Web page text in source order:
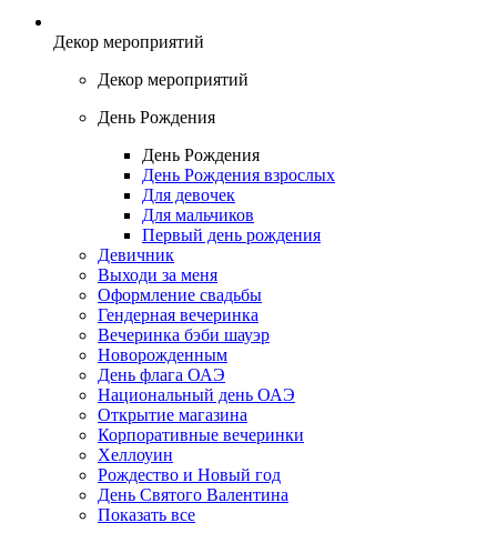
Декор мероприятий
Декор мероприятий
День Рождения
День Рождения
День Рождения взрослых
Для девочек
Для мальчиков
Первый день рождения
Девичник
Выходи за меня
Оформление свадьбы
Гендерная вечеринка
Вечеринка бэби шауэр
Новорожденным
День флага ОАЭ
Национальный день ОАЭ
Открытие магазина
Корпоративные вечеринки
Хеллоуин
Рождество и Новый год
День Святого Валентина
Показать все